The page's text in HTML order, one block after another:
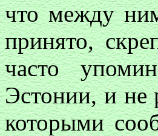
что между
принято,
часто
Эстонии, и не
которыми